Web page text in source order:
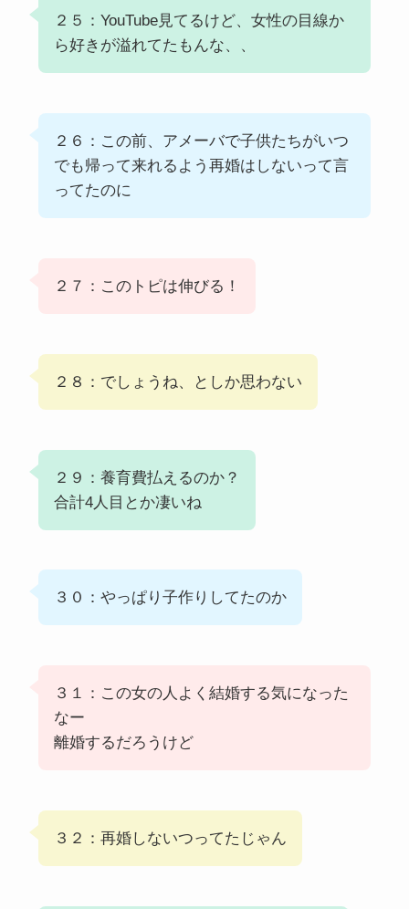
２５：YouTube見てるけど、女性の目線か
ら好きが溢れてたもんな、、
２６：この前、アメーバで子供たちがいつ
でも帰って来れるよう再婚はしないって言
ってたのに
２７：このトピは伸びる！
２８：でしょうね、としか思わない
２９：養育費払えるのか？
合計4人目とか凄いね
３０：やっぱり子作りしてたのか
３１：この女の人よく結婚する気になった
なー
離婚するだろうけど
３２：再婚しないつってたじゃん